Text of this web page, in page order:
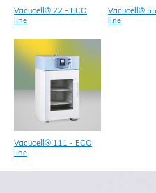
Vacucell® 22 - ECO
line
Vacucell®
line
Vacucell® 111 - ECO
line